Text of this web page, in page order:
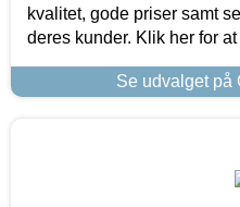
kvalitet, gode priser samt
deres kunder. Klik her for
Se udvalget på